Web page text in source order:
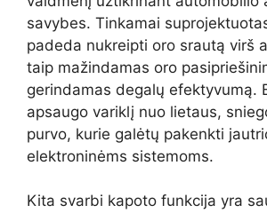
savybes. Tinkamai
padeda nukreipti oro srautą virš
taip mažindamas oro
gerindamas degalų efektyvumą.
apsaugo variklį nuo lietaus,
purvo, kurie galėtų pakenkti
elektroninėms sistemoms.
Kita svarbi kapoto funkcija yra